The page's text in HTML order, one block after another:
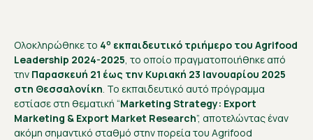
Ολοκληρώθηκε το 4ο εκπαιδευτικό τριήμερο του Agrifood
Leadership 2024-2025, το οποίο πραγματοποιήθηκε από
την Παρασκευή 21 έως την Κυριακή 23 Ιανουαρίου 2025
στη Θεσσαλονίκη. Το εκπαιδευτικό αυτό πρόγραμμα
εστίασε στη θεματική “Marketing Strategy: Export
Marketing & Export Market Research”, αποτελώντας έναν
ακόμη σημαντικό σταθμό στην πορεία του Agrifood